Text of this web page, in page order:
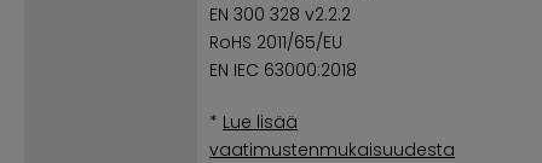
EN 300 328 v2.2.2
RoHS 2011/65/EU
EN IEC 63000:2018
* Lue lisää
vaatimustenmukaisuudesta